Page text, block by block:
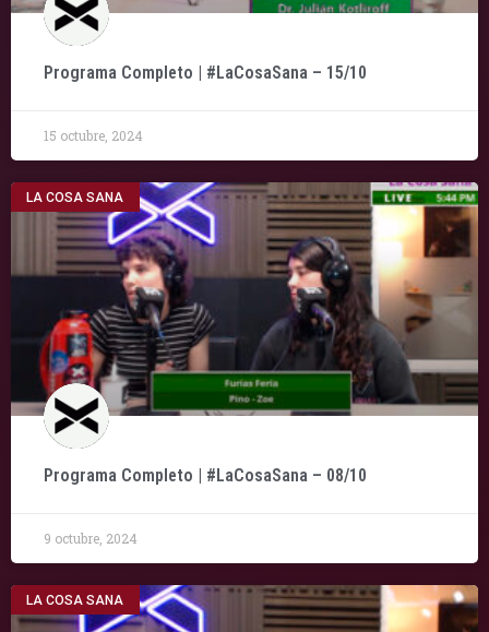
Programa Completo | #LaCosaSana – 15/10
15 octubre, 2024
LA COSA SANA
Programa Completo | #LaCosaSana – 08/10
9 octubre, 2024
LA COSA SANA